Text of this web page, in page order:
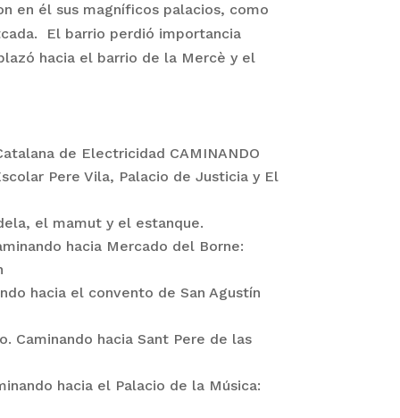
en él sus magníficos palacios, como
El barrio perdió importancia
hacia el barrio de la Mercè y el
de Electricidad CAMINANDO
Pere Vila, Palacio de Justicia y El
el mamut y el estanque.
hacia Mercado del Borne:
hacia el convento de San Agustín
Caminando hacia Sant Pere de las
hacia el Palacio de la Música: